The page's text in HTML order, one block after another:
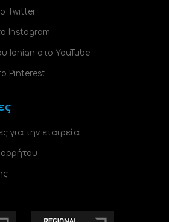
Twitter
Instagram
Ionian στο YouTube
Pinterest
για την εταιρεία